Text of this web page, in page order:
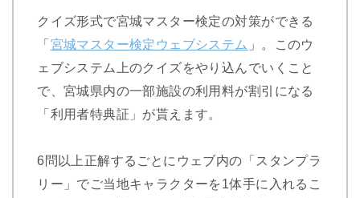
クイズ形式で宮城マスター検定の対策ができる
「宮城マスター検定ウェブシステム 」。このウ
ェブシステム上のクイズをやり込んでいくこと
で、宮城県内の一部施設の利用料が割引になる
「利用者特典証」が貰えます。
6問以上正解するごとにウェブ内の「スタンプラ
リー」でご当地キャラクターを1体手に入れるこ